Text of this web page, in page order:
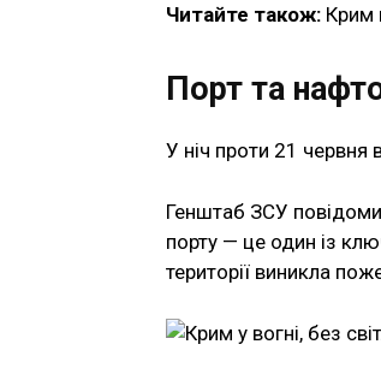
Читайте також: Крим
Порт та
У ніч проти 21 червня
Генштаб ЗСУ
порту — це один із
території виникла